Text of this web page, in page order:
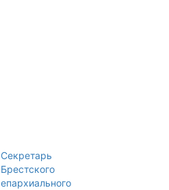
Секретарь
Брестского
епархиального